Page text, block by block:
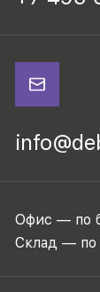
Офис — по
Склад — по